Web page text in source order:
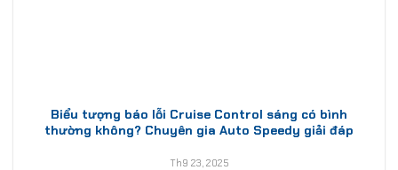
Biểu tượng báo lỗi Cruise Control sáng có bình
thường không? Chuyên gia Auto Speedy giải đáp
Th9 23, 2025